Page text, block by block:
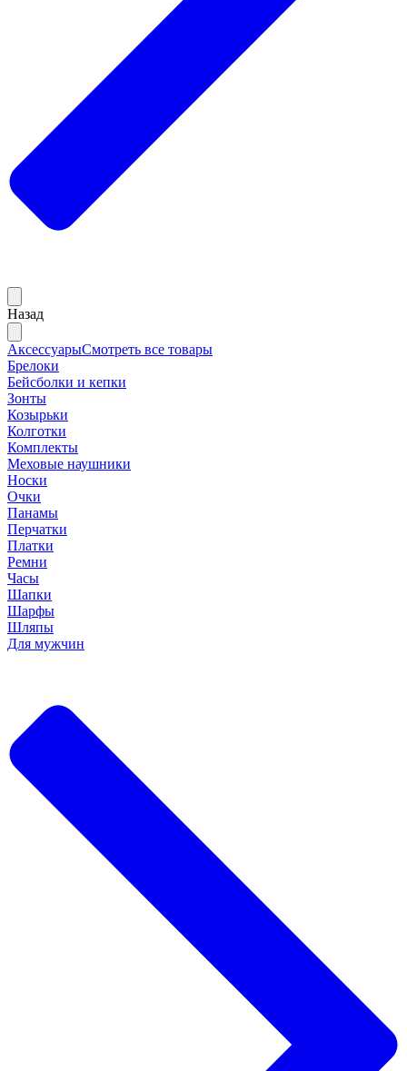
Назад
АксессуарыСмотреть все товары
Брелоки
Бейсболки и кепки
Зонты
Козырьки
Колготки
Комплекты
Меховые наушники
Носки
Очки
Панамы
Перчатки
Платки
Ремни
Часы
Шапки
Шарфы
Шляпы
Для мужчин